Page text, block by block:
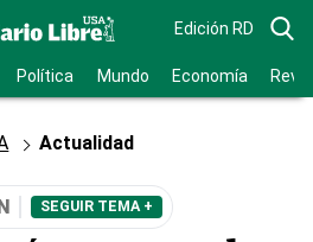
Edición RD
Política Mundo Economía
Actualidad
SEGUIR TEMA +